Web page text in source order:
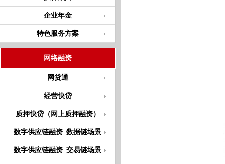
企业年金
特色服务方案
网络融资
网贷通
经营快贷
质押快贷（网上质押融资）
数字供应链融资_数据链场景
数字供应链融资_交易链场景